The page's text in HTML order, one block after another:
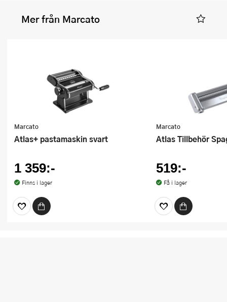
Mer från Marcato
Marcato
Atlas+ pastamaskin svart
1 359:-
Finns i lager
Marcato
Atlas Tillbehör
519:-
Få i lager